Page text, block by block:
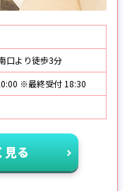
口より徒歩3分
※最終受付 18:30
見る